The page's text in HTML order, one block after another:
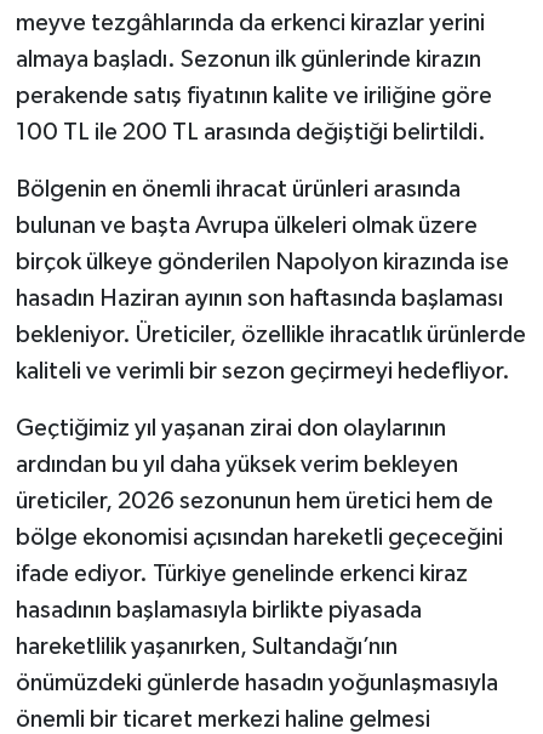
meyve tezgâhlarında da erkenci kirazlar yerini
almaya başladı. Sezonun ilk günlerinde kirazın
perakende satış fiyatının kalite ve iriliğine göre
100 TL ile 200 TL arasında değiştiği belirtildi.
Bölgenin en önemli ihracat ürünleri arasında
bulunan ve başta Avrupa ülkeleri olmak üzere
birçok ülkeye gönderilen Napolyon kirazında ise
hasadın Haziran ayının son haftasında başlaması
bekleniyor. Üreticiler, özellikle ihracatlık ürünlerde
kaliteli ve verimli bir sezon geçirmeyi hedefliyor.
Geçtiğimiz yıl yaşanan zirai don olaylarının
ardından bu yıl daha yüksek verim bekleyen
üreticiler, 2026 sezonunun hem üretici hem de
bölge ekonomisi açısından hareketli geçeceğini
ifade ediyor. Türkiye genelinde erkenci kiraz
hasadının başlamasıyla birlikte piyasada
hareketlilik yaşanırken, Sultandağı’nın
önümüzdeki günlerde hasadın yoğunlaşmasıyla
önemli bir ticaret merkezi haline gelmesi